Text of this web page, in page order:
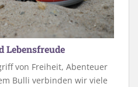
Lebensfreude
von Freiheit, Abenteuer
Bulli verbinden wir viele